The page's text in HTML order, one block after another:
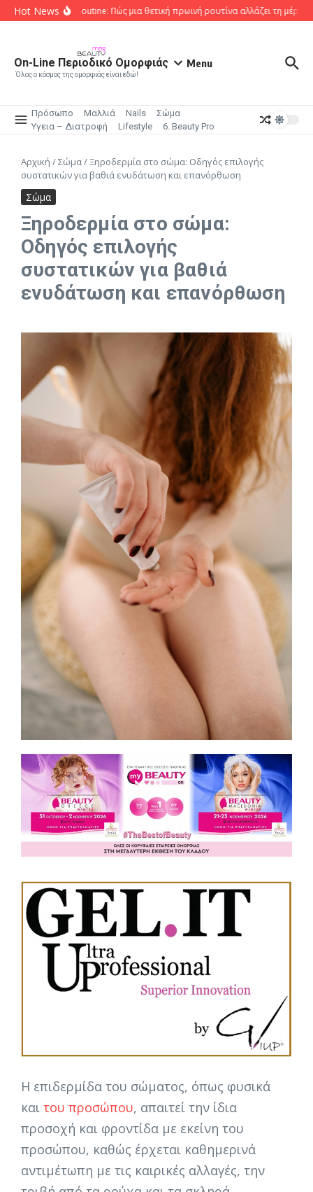
Μετάβαση στο περιεχόμενο
Hot News
Morning Routine: Πώς μια θετική πρωινή ρουτίνα αλλάζει τη μέρα
On-Line Περιοδικό Ομορφιάς
Όλος ο κόσμος της ομορφιάς είναι εδώ!
Menu
Πρόσωπο Μαλλιά Nails
Σώμα
Υγεια – Διατροφή
Lifestyle 6. Beauty Pro
Αρχική /Σώμα/Ξηροδερμία στο σώμα: Οδηγός επιλογής
συστατικών για βαθιά ενυδάτωση και επανόρθωση
Σώμα
Ξηροδερμία στο σώμα:
Οδηγός επιλογής
συστατικών για βαθιά
ενυδάτωση και επανόρθωση
Η επιδερμίδα του σώματος, όπως φυσικά
και του προσώπου, απαιτεί την ίδια
προσοχή και φροντίδα με εκείνη του
προσώπου, καθώς έρχεται καθημερινά
αντιμέτωπη με τις καιρικές αλλαγές, την